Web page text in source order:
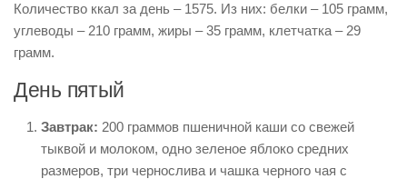
Количество ккал за день – 1575. Из них: белки – 105 грамм,
углеводы – 210 грамм, жиры – 35 грамм, клетчатка – 29
грамм.
День пятый
Завтрак: 200 граммов пшеничной каши со свежей
тыквой и молоком, одно зеленое яблоко средних
размеров, три чернослива и чашка черного чая с